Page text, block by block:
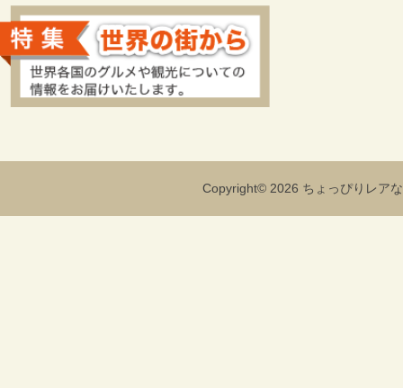
Copyright© 2026 ちょっぴりレ